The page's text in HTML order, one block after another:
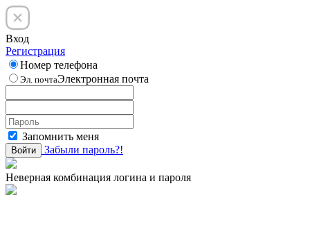
Вход
Регистрация
Номер телефона
Эл. почтаЭлектронная почта
Запомнить меня
Войти Забыли пароль?!
Неверная комбинация логина и пароля